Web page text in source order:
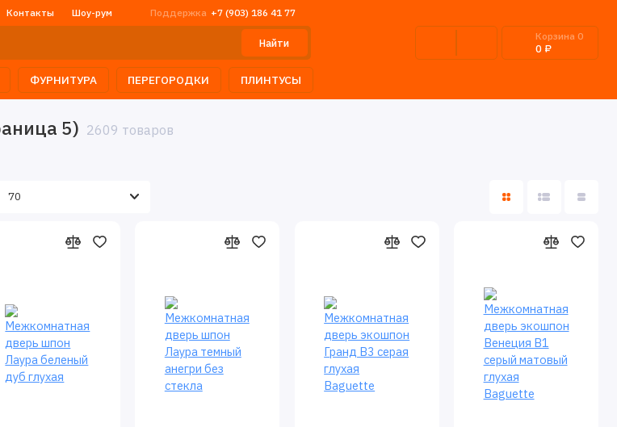
Контакты Шоу-рум Поддержка +7 (903) 186 41 77
Найти
Корзина 0
0 ₽
ФУРНИТУРА ПЕРЕГОРОДКИ ПЛИНТУСЫ
5) 2609 товаров